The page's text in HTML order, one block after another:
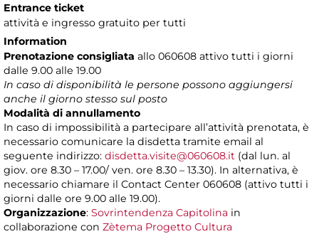
Entrance ticket
attività e ingresso gratuito per tutti
Information
Prenotazione consigliata allo 060608 attivo tutti i giorni
dalle 9.00 alle 19.00
In caso di disponibilità le persone possono aggiungersi
anche il giorno stesso sul posto
Modalità di annullamento
In caso di impossibilità a partecipare all’attività prenotata, è
necessario comunicare la disdetta tramite email al
seguente indirizzo: disdetta.visite@060608.it (dal lun. al
giov. ore 8.30 – 17.00/ ven. ore 8.30 – 13.30). In alternativa, è
necessario chiamare il Contact Center 060608 (attivo tutti i
giorni dalle ore 9.00 alle 19.00).
Organizzazione: Sovrintendenza Capitolina in
collaborazione con Zètema Progetto Cultura